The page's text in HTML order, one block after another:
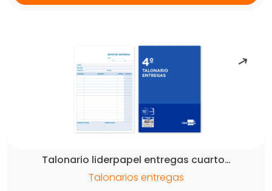
Talonario liderpapel entregas cuarto…
Talonarios entregas